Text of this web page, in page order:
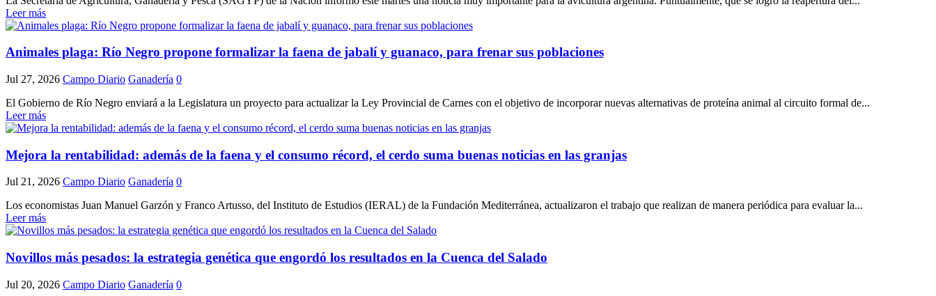
Leer más
Animales plaga: Río Negro propone formalizar la faena de jabalí y guanaco, para frenar sus poblaciones
Jul 27, 2026 Campo Diario Ganadería 0
El Gobierno de Río Negro enviará a la Legislatura un proyecto para actualizar la Ley Provincial de Carnes con el objetivo de incorporar nuevas alternativas de proteína animal al circuito formal de...
Leer más
Mejora la rentabilidad: además de la faena y el consumo récord, el cerdo suma buenas noticias en las granjas
Jul 21, 2026 Campo Diario Ganadería 0
Los economistas Juan Manuel Garzón y Franco Artusso, del Instituto de Estudios (IERAL) de la Fundación Mediterránea, actualizaron el trabajo que realizan de manera periódica para evaluar la...
Leer más
Novillos más pesados: la estrategia genética que engordó los resultados en la Cuenca del Salado
Jul 20, 2026 Campo Diario Ganadería 0